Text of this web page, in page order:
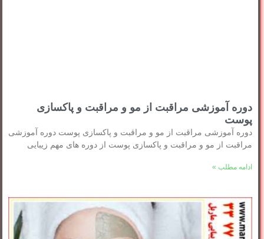
دوره آموزشی مراقبت از مو و مراقبت و پاکسازی
پوست
دوره آموزشی مراقبت از مو و مراقبت و پاکسازی پوست دوره آموزشی
مراقبت از مو و مراقبت و پاکسازی پوست از دوره های مهم زیبایی
ادامه مطلب »